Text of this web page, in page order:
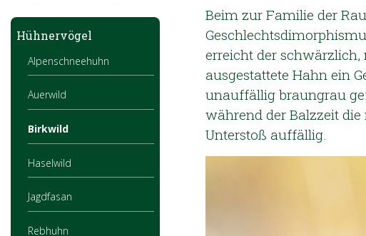
Hühnervögel
Alpenschneehuhn
Auerwild
Birkwild
Haselwild
Jagdfasan
Rebhuhn
Beim zur Familie der
erreicht der
ausgestattete Hahn ein
unauffällig braungrau
während der Balzzeit
Unterstoß auffällig.